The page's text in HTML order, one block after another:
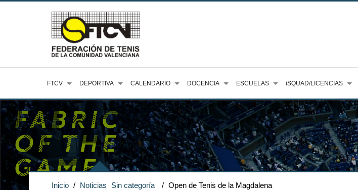
FTCV DEPORTIVA CALENDARIO DOCENCIA ESCUELAS iSQUAD/LICENCIAS
Inicio / Noticias Sin categoría / Open de Tenis de la Magdalena